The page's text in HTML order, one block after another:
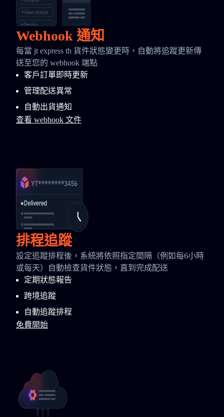
Webhook 通知
每當 jt express th 貨件狀態變更時，自動將追蹤更新傳
送至您的 webhook 端點
客戶訂單即時更新
管理配送異常
自動出貨通知
查看 webhook 文件
排程追蹤
設定追蹤排程後，系統將依照指定間隔（例如每6小時
或每天）自動檢查貨件狀態，直到完成配送
定期狀態報告
跨境追蹤
自動追蹤排程
免費開始